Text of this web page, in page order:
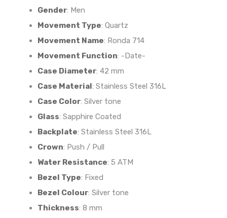
Gender: Men
Movement Type: Quartz
Movement Name: Ronda 714
Movement Function: -Date-
Case Diameter: 42 mm
Case Material: Stainless Steel 316L
Case Color: Silver tone
Glass: Sapphire Coated
Backplate: Stainless Steel 316L
Crown: Push / Pull
Water Resistance: 5 ATM
Bezel Type: Fixed
Bezel Colour: Silver tone
Thickness: 8 mm